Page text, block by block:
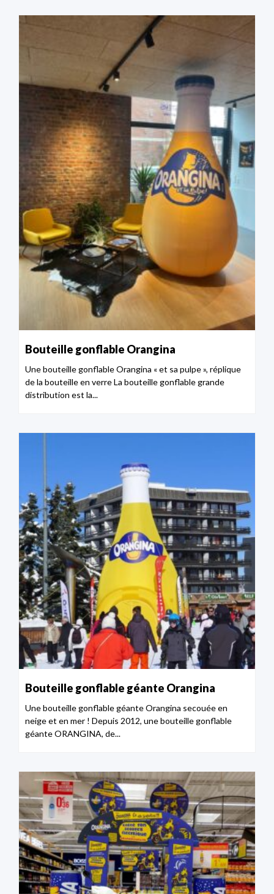
Bouteille gonflable Orangina
Une bouteille gonflable Orangina « et sa pulpe », réplique
de la bouteille en verre La bouteille gonflable grande
distribution est la...
Bouteille gonflable géante Orangina
Une bouteille gonflable géante Orangina secouée en
neige et en mer ! Depuis 2012, une bouteille gonflable
géante ORANGINA, de...